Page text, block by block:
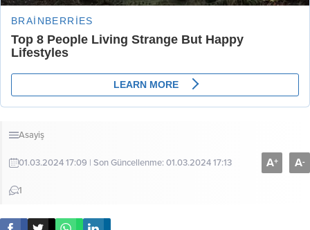
Asayiş
01.03.2024 17:09 | Son Güncellenme: 01.03.2024 17:13
1
A+ A-